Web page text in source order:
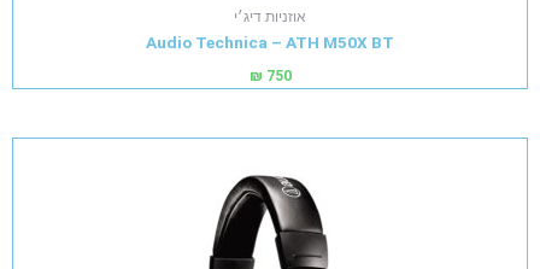
אוזניות דיג׳י
Audio Technica – ATH M50X BT
₪ 750